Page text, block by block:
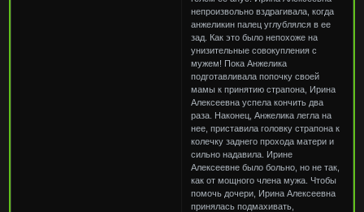
непроизвольно вздрагивала, когда
анжеликин палец углублялся в ее
зад. Как это было непохоже на
унизительные совокупления с
мужем! Пока Анжелика
подготавливала попочку своей
мамы к принятию страпона, Ирина
Алексеевна успела кончить два
раза. Наконец, Анжелика легла на
нее, приставила головку страпона к
колечку заднего прохода матери и
сильно надавила. Ирине
Алексеевне было больно, но не так,
как от мощного члена мужа. Чтобы
помочь дочери, Ирина Алексеевна
принялась подмахивать,